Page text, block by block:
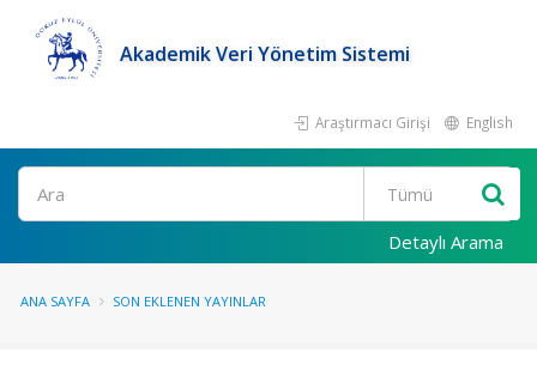
Akademik Veri Yönetim Sistemi
Araştırmacı Girişi English
Ara
Detaylı Arama
ANA SAYFA SON EKLENEN YAYINLAR